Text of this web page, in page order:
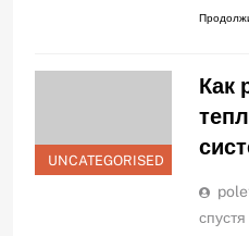
UNCATEGORISED
Как
спустя